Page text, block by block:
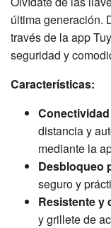
última generación.
través de la app
seguridad y
Características:
distancia y
mediante la
Desbloqueo
seguro y
Resistente y
y grillete de